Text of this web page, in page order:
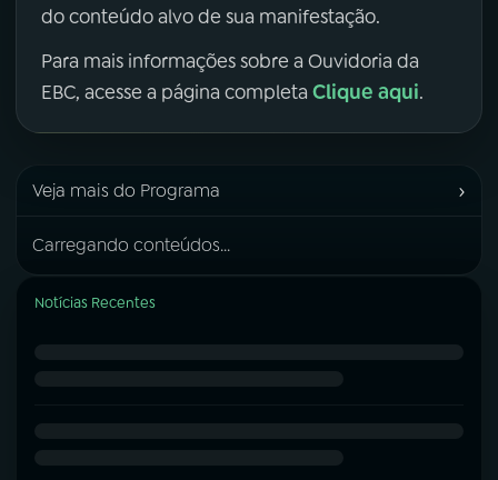
do conteúdo alvo de sua manifestação.
Para mais informações sobre a Ouvidoria da
EBC, acesse a página completa Clique aqui.
Veja mais do Programa ›
Carregando conteúdos...
Notícias Recentes